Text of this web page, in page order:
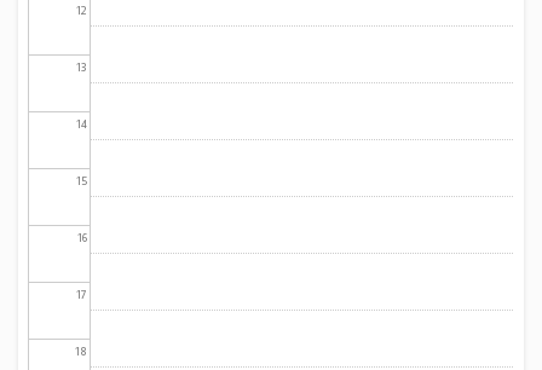
12
13
14
15
16
17
18